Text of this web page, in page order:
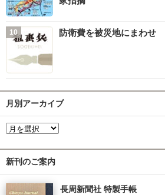
防衛費を被災地にまわせ
月別アーカイブ
新刊のご案内
長周新聞社 特製手帳